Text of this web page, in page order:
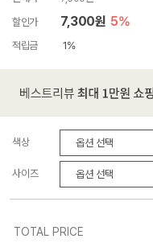
할인가
7,300원 5%
적립금 1%
색상
사이즈
TOTAL PRICE